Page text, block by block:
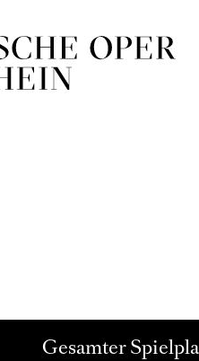
Gesamter